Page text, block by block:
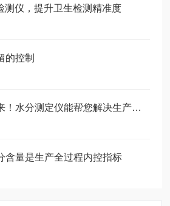
测仪，提升卫生检测精准度
的控制
锂电池行业的看过来！水分测定仪能帮您解决生产过程中的问题
含量是生产全过程内控指标